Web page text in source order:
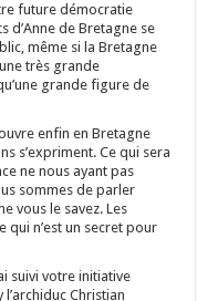
future démocratie
d’Anne de Bretagne se
même si la Bretagne
très grande
grande figure de
enfin en Bretagne
s’expriment. Ce qui sera
ne nous ayant pas
sommes de parler
vous le savez. Les
qui n’est un secret pour
suivi votre initiative
l’archiduc Christian